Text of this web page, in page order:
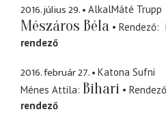
2016. július 29. AlkalMáté Trupp
Mészáros Béla Rendező
rendező
2016. február 27.
Katona Sufni
Ménes Attila Bihari Rendező
rendező